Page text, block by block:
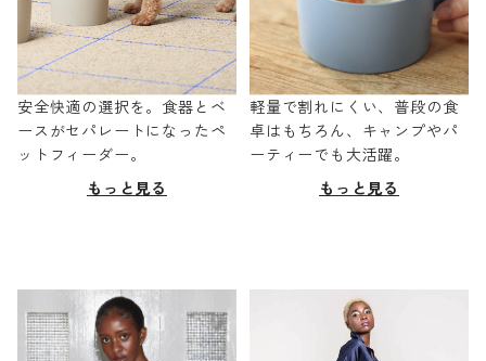
安全快適の選択を。食器とベ
ースがセパレートになったペ
ットフィーダー。
もっと見る
軽量で割れにくい、普段の食
卓はもちろん、キャンプやパ
ーティーでも大活躍。
もっと見る